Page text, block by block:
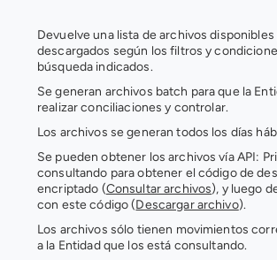
Devuelve una lista de archivos disponibles
descargados según los filtros y
búsqueda indicados.
Se generan archivos batch para que la
realizar conciliaciones y controlar.
Los archivos se generan todos los días
Se pueden obtener los archivos vía API:
consultando para obtener el código de
encriptado (Consultar archivos), y luego
con este código (Descargar archivo).
Los archivos sólo tienen movimientos
a la Entidad que los está consultando.